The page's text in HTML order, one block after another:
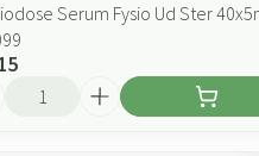
Serum Fysio Ud Ster